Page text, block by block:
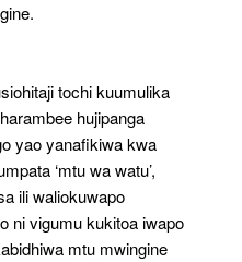
tochi kuumulika
hujipanga
yao yanafikiwa kwa
‘mtu wa watu’,
ili waliokuwapo
ni vigumu kukitoa iwapo
mtu mwingine